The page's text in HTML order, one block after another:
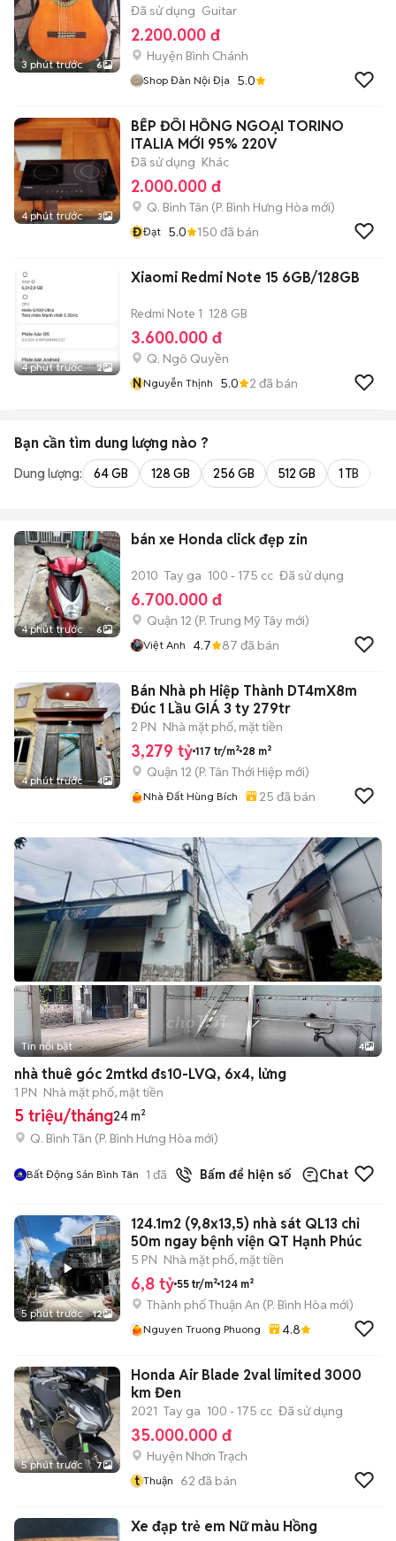
3 phút trước 6
Đã sử dụng Guitar
2.200.000 đ
Huyện Bình Chánh
Shop Đàn Nội Địa 5.0
4 phút trước 3
BẾP ĐÔI HỒNG NGOẠI TORINO
ITALIA MỚI 95% 220V
Đã sử dụng Khác
2.000.000 đ
Q. Bình Tân (P. Bình Hưng Hòa mới)
ĐĐạt 5.0 150 đã bán
4 phút trước 2
Xiaomi Redmi Note 15 6GB/128GB
Redmi Note 1 128 GB
3.600.000 đ
Q. Ngô Quyền
NNguyễn Thịnh 5.0 2 đã bán
Bạn cần tìm dung lượng nào ?
Dung lượng: 64 GB 128 GB 256 GB 512 GB 1 TB
4 phút trước 6
bán xe Honda click đẹp zin
2010 Tay ga 100 - 175 cc Đã sử dụng
6.700.000 đ
Quận 12 (P. Trung Mỹ Tây mới)
Việt Anh 4.7 87 đã bán
4 phút trước 4
Bán Nhà ph Hiệp Thành DT4mX8m
Đúc 1 Lầu GIÁ 3 ty 279tr
2 PN Nhà mặt phố, mặt tiền
3,279 tỷ 117 tr/m² 28 m²
Quận 12 (P. Tân Thới Hiệp mới)
Nhà Đất Hùng Bích 25 đã bán
Tin nổi bật 4
nhà thuê góc 2mtkd đs10-LVQ, 6x4, lửng
1 PN Nhà mặt phố, mặt tiền
5 triệu/tháng24 m²
Q. Bình Tân (P. Bình Hưng Hòa mới)
Bất Động Sản Bình Tân 1 đã bán Bấm để hiện số Chat
5 phút trước 12
124.1m2 (9,8x13,5) nhà sát QL13 chỉ
50m ngay bệnh viện QT Hạnh Phúc
5 PN Nhà mặt phố, mặt tiền
6,8 tỷ 55 tr/m² 124 m²
Thành phố Thuận An (P. Bình Hòa mới)
Nguyen Truong Phuong 4.8
5 phút trước 7
Honda Air Blade 2val limited 3000
km Đen
2021 Tay ga 100 - 175 cc Đã sử dụng
35.000.000 đ
Huyện Nhơn Trạch
t Thuận 62 đã bán
Xe đạp trẻ em Nữ màu Hồng